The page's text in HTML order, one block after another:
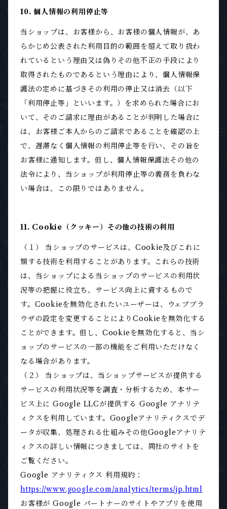
10. 個人情報の利用停止等
当ショップは、お客様から、お客様の個人情報が、あ
らかじめ公表された利用目的の範囲を超えて取り扱わ
れているという理由又は偽りその他不正の手段により
取得されたものであるという理由により、個人情報保
護法の定めに基づきその利用の停止又は消去（以下
「利用停止等」といいます。）を求められた場合にお
いて、そのご請求に理由があることが判明した場合に
は、お客様ご本人からのご請求であることを確認の上
で、遅滞なく個人情報の利用停止等を行い、その旨を
お客様に通知します。但し、個人情報保護法その他の
法令により、当ショップが利用停止等の義務を負わな
い場合は、この限りではありません。
11. Cookie（クッキー）その他の技術の利用
（１） 当ショップのサービスは、Cookie及びこれに
類する技術を利用することがあります。これらの技術
は、当ショップによる当ショップのサービスの利用状
況等の把握に役立ち、サービス向上に資するもので
す。Cookieを無効化されたいユーザーは、ウェブブラ
ウザの設定を変更することによりCookieを無効化する
ことができます。但し、Cookieを無効化すると、当シ
ョップのサービスの一部の機能をご利用いただけなく
なる場合があります。
（２） 当ショップは、当ショップサービスが提供する
サービスの利用状況等を調査・分析するため、本サー
ビス上に Google LLCが提供する Google アナリテ
ィクスを利用しています。Googleアナリティクスでデ
ータが収集、処理される仕組みその他Googleアナリテ
ィクスの詳しい情報につきましては、同社のサイトを
ご覧ください。
Google アナリティクス 利用規約：
https://www.google.com/analytics/terms/jp.html
お客様が Google パートナーのサイトやアプリを使用